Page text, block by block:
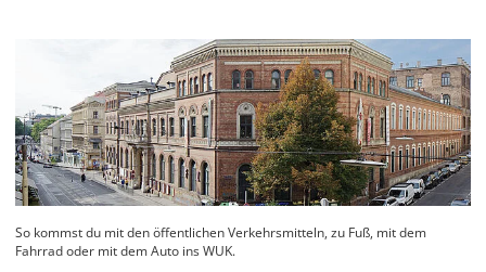
So kommst du mit den öffentlichen Verkehrsmitteln, zu Fuß, mit dem
Fahrrad oder mit dem Auto ins WUK.